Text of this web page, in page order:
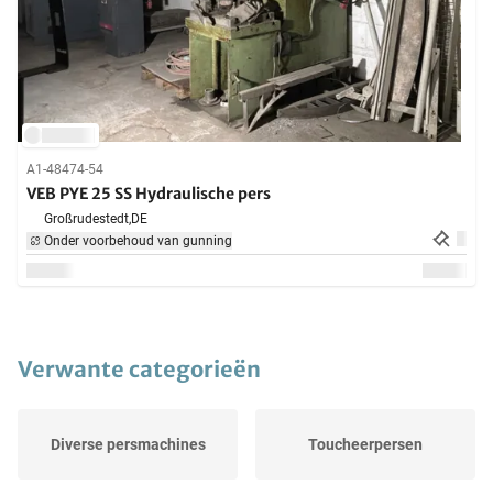
A1-48474-54
VEB PYE 25 SS Hydraulische pers
Großrudestedt,DE
Onder voorbehoud van gunning
Verwante categorieën
Diverse persmachines Toucheerpersen